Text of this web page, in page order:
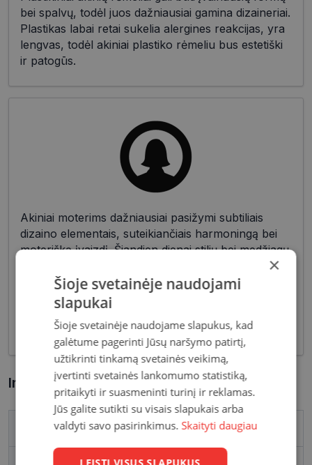
bei spalvų, todėl juos dažniausiai gamina dizaineriai.
Plastikas labai retai sukelia alergines reakcijas, yra
lengvas, todėl akiniai plastiko rėmeliu bus estetiški
ir patogūs.
Akiniai moterims dažniausiai pasižymi subtiliais
dizaino elementais, suteikiančiais harmoningą bei
moterišką įvaizdį. Šiandien dienai stilių bei medžiagų
įvairovė leidžia akinių dizaineriams pristatyti Jums
tiek klasikinių, tiek netikėčiausių ir drąsiausių
sprendimų akinių rėmelių. Tai ne tik regėjimo
korekcija, tačiau ir stilingas kasdieninės išvaizdos
akcentas.
Informacija apie prekę
Prekės ženklas PEPE JEANS
×
Šioje svetainėje naudojami
slapukai
Šioje svetainėje naudojame slapukus, kad
galėtume pagerinti Jūsų naršymo patirtį,
užtikrinti tinkamą svetainės veikimą,
įvertinti svetainės lankomumo statistiką,
pritaikyti ir suasmeninti turinį ir reklamas.
Jūs galite sutikti su visais slapukais arba
valdyti savo pasirinkimus. Skaityti daugiau
LEISTI VISUS SLAPUKUS